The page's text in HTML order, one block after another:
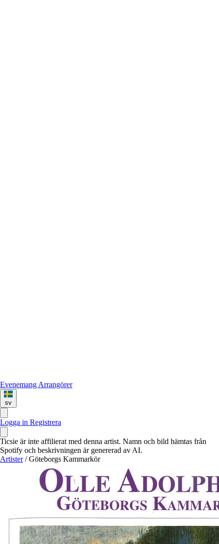
Evenemang Arrangörer
sv
Logga in Registrera
Ticsie är inte affilierat med denna artist. Namn och bild hämtas från
Spotify och beskrivningen är genererad av AI.
Artister / Göteborgs Kammarkör